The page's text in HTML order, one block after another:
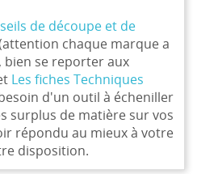
de découpe et de
chaque marque a
bien se reporter aux
Les fiches Techniques
d'un outil à écheniller
surplus de matière sur vos
répondu au mieux à votre
disposition.